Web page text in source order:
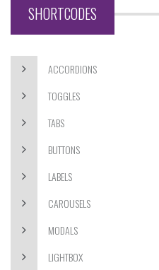
SHORTCODES
ACCORDIONS
TOGGLES
TABS
BUTTONS
LABELS
CAROUSELS
MODALS
LIGHTBOX